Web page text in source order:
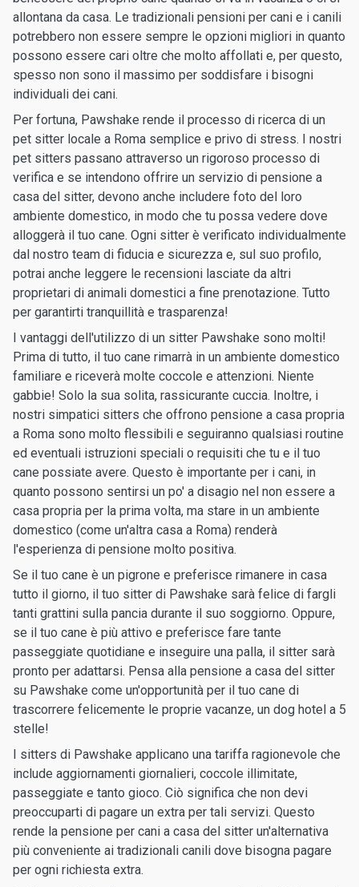
allontana da casa. Le tradizionali pensioni per cani e i canili
potrebbero non essere sempre le opzioni migliori in quanto
possono essere cari oltre che molto affollati e, per questo,
spesso non sono il massimo per soddisfare i bisogni
individuali dei cani.
Per fortuna, Pawshake rende il processo di ricerca di un
pet sitter locale a Roma semplice e privo di stress. I nostri
pet sitters passano attraverso un rigoroso processo di
verifica e se intendono offrire un servizio di pensione a
casa del sitter, devono anche includere foto del loro
ambiente domestico, in modo che tu possa vedere dove
alloggerà il tuo cane. Ogni sitter è verificato individualmente
dal nostro team di fiducia e sicurezza e, sul suo profilo,
potrai anche leggere le recensioni lasciate da altri
proprietari di animali domestici a fine prenotazione. Tutto
per garantirti tranquillità e trasparenza!
I vantaggi dell'utilizzo di un sitter Pawshake sono molti!
Prima di tutto, il tuo cane rimarrà in un ambiente domestico
familiare e riceverà molte coccole e attenzioni. Niente
gabbie! Solo la sua solita, rassicurante cuccia. Inoltre, i
nostri simpatici sitters che offrono pensione a casa propria
a Roma sono molto flessibili e seguiranno qualsiasi routine
ed eventuali istruzioni speciali o requisiti che tu e il tuo
cane possiate avere. Questo è importante per i cani, in
quanto possono sentirsi un po' a disagio nel non essere a
casa propria per la prima volta, ma stare in un ambiente
domestico (come un'altra casa a Roma) renderà
l'esperienza di pensione molto positiva.
Se il tuo cane è un pigrone e preferisce rimanere in casa
tutto il giorno, il tuo sitter di Pawshake sarà felice di fargli
tanti grattini sulla pancia durante il suo soggiorno. Oppure,
se il tuo cane è più attivo e preferisce fare tante
passeggiate quotidiane e inseguire una palla, il sitter sarà
pronto per adattarsi. Pensa alla pensione a casa del sitter
su Pawshake come un'opportunità per il tuo cane di
trascorrere felicemente le proprie vacanze, un dog hotel a 5
stelle!
I sitters di Pawshake applicano una tariffa ragionevole che
include aggiornamenti giornalieri, coccole illimitate,
passeggiate e tanto gioco. Ciò significa che non devi
preoccuparti di pagare un extra per tali servizi. Questo
rende la pensione per cani a casa del sitter un'alternativa
più conveniente ai tradizionali canili dove bisogna pagare
per ogni richiesta extra.